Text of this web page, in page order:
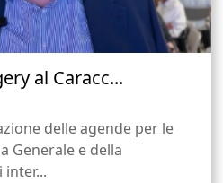
al Caracc...
delle agende per le
Generale e della